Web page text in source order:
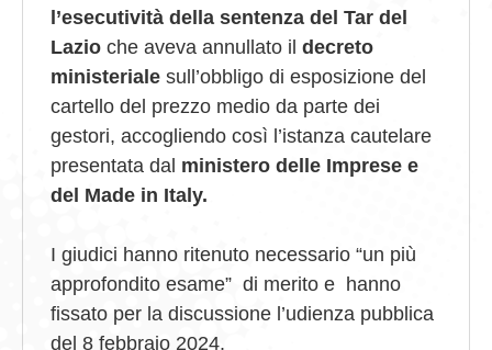
l’esecutività della sentenza del Tar del
Lazio che aveva annullato il decreto
ministeriale sull’obbligo di esposizione del
cartello del prezzo medio da parte dei
gestori, accogliendo così l’istanza cautelare
presentata dal ministero delle Imprese e
del Made in Italy.
I giudici hanno ritenuto necessario “un più
approfondito esame” di merito e hanno
fissato per la discussione l’udienza pubblica
del 8 febbraio 2024.